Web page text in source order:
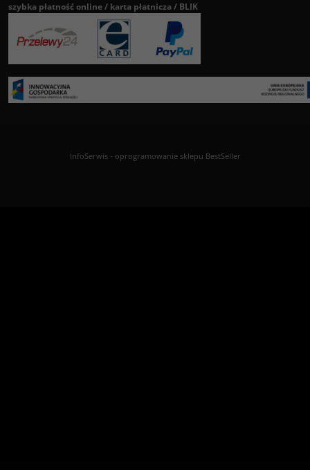
szybka płatność online / karta płatnicza / BLIK
InfoSerwis- oprogramowanie sklepu BestSeller